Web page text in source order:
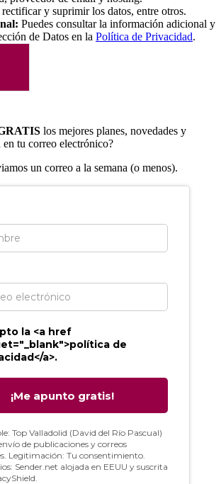
y suprimir los datos, entre otros.
Puedes consultar la información adicional y
de Datos en la Política de Privacidad.
los mejores planes, novedades y
tu correo electrónico?
un correo a la semana (o menos).